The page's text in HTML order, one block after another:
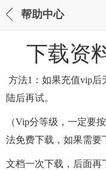
帮助中心
下载资
方法1：如果充值vip后
陆后再试。
（Vip分等级，一定要
法免费下载，如果需要
文档一次下载，后面再